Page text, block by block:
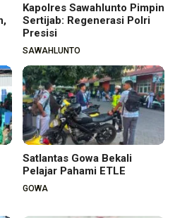
Kapolres Sawahlunto Pimpin
Sertijab: Regenerasi Polri
Presisi
SAWAHLUNTO
Satlantas Gowa Bekali
Pelajar Pahami ETLE
GOWA